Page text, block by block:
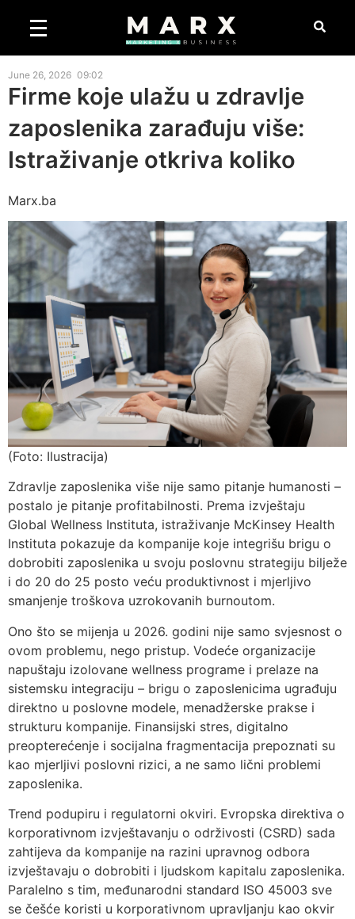
June 26, 2026 09:02
Firme koje ulažu u zdravlje
zaposlenika zarađuju više:
Istraživanje otkriva koliko
Marx.ba
(Foto: Ilustracija)
Zdravlje zaposlenika više nije samo pitanje humanosti –
postalo je pitanje profitabilnosti. Prema izvještaju
Global Wellness Instituta, istraživanje McKinsey Health
Instituta pokazuje da kompanije koje integrišu brigu o
dobrobiti zaposlenika u svoju poslovnu strategiju bilježe
i do 20 do 25 posto veću produktivnost i mjerljivo
smanjenje troškova uzrokovanih burnoutom.
Ono što se mijenja u 2026. godini nije samo svjesnost o
ovom problemu, nego pristup. Vodeće organizacije
napuštaju izolovane wellness programe i prelaze na
sistemsku integraciju – brigu o zaposlenicima ugrađuju
direktno u poslovne modele, menadžerske prakse i
strukturu kompanije. Finansijski stres, digitalno
preopterećenje i socijalna fragmentacija prepoznati su
kao mjerljivi poslovni rizici, a ne samo lični problemi
zaposlenika.
Trend podupiru i regulatorni okviri. Evropska direktiva o
korporativnom izvještavanju o održivosti (CSRD) sada
zahtijeva da kompanije na razini upravnog odbora
izvještavaju o dobrobiti i ljudskom kapitalu zaposlenika.
Paralelno s tim, međunarodni standard ISO 45003 sve
se češće koristi u korporativnom upravljanju kao okvir